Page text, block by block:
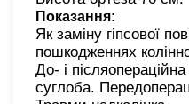
Показання:
Як заміну гіпсової
пошкодженнях
До- і післяопераційна
суглоба.